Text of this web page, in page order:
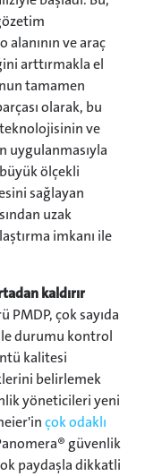
ve araç
arttırmakla el
tamamen
olarak, bu
teknolojisinin ve
uygulanmasıyla
ölçekli
sağlayan
uzak
imkanı ile
kaldırır
çok sayıda
durumu kontrol
kalitesi
belirlemek
yöneticileri yeni
çok odaklı
güvenlik
paydaşla dikkatli